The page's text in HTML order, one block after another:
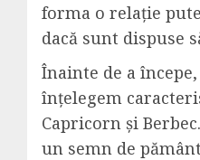
forma o relație
dacă sunt dispuse
Înainte de a
înțelegem
Capricorn și
un semn de